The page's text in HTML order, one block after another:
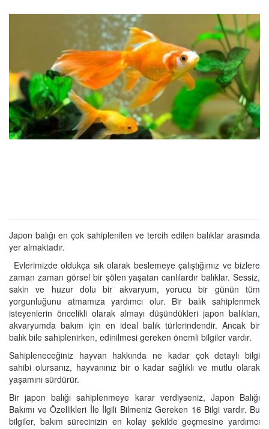
Japon balığı en çok sahiplenilen ve tercih edilen balıklar arasında
yer almaktadır.
Evlerimizde oldukça sık olarak beslemeye çalıştığımız ve bizlere
zaman zaman görsel bir şölen yaşatan canlılardır balıklar. Sessiz,
sakin ve huzur dolu bir akvaryum, yorucu bir günün tüm
yorgunluğunu atmamıza yardımcı olur. Bir balık sahiplenmek
isteyenlerin öncelikli olarak almayı düşündükleri japon balıkları,
akvaryumda bakım için en ideal balık türlerindendir. Ancak bir
balık bile sahiplenirken, edinilmesi gereken önemli bilgiler vardır.
Sahipleneceğiniz hayvan hakkında ne kadar çok detaylı bilgi
sahibi olursanız, hayvanınız bir o kadar sağlıklı ve mutlu olarak
yaşamını sürdürür.
Bir japon balığı sahiplenmeye karar verdiyseniz, Japon Balığı
Bakımı ve Özellikleri İle İlgili Bilmeniz Gereken 16 Bilgi vardır. Bu
bilgiler, bakım sürecinizin en kolay şekilde geçmesine yardımcı